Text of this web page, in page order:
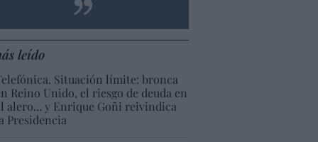
leído
Situación límite: bronca
Reino Unido, el riesgo de deuda en
alero... y Enrique Goñi reivindica
Presidencia